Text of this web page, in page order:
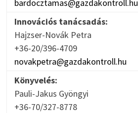
bardocztamas@gazdakontroll.hu
Innovációs tanácsadás:
Hajzser-Novák Petra
+36-20/396-4709
novakpetra@gazdakontroll.hu
Könyvelés:
Pauli-Jakus Gyöngyi
+36-70/327-8778